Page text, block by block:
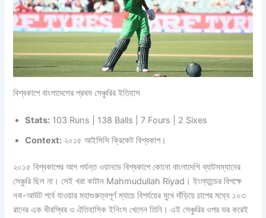
বিশ্বকাপে বাংলাদেশের প্রথম সেঞ্চুরির ইতিহাস
Stats: 103 Runs | 138 Balls | 7 Fours | 2 Sixes
Context: ২০১৫ আইসিসি ক্রিকেট বিশ্বকাপ।
২০১৫ বিশ্বকাপের আগ পর্যন্ত ওয়ানডে বিশ্বকাপে কোনো বাংলাদেশি ব্যাটসম্যানের
সেঞ্চুরি ছিল না। সেই খরা কাটান Mahmudullah Riyad। ইংল্যান্ডের বিপক্ষে
নক-আউট পর্বে যাওয়ার মহাগুরুত্বপূর্ণ ম্যাচে বিপর্যয়ের মুখে দাঁড়িয়ে চাপের মধ্যে ১০৩
রানের এক ধীরস্থির ও ঐতিহাসিক ইনিংস খেলেন তিনি। এই সেঞ্চুরির ওপর ভর করেই